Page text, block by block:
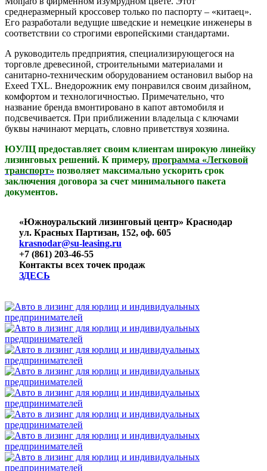
среднеразмерный кроссовер только по паспорту – «китаец».
Его разработали ведущие шведские и немецкие инженеры в
соответствии со строгими европейскими стандартами.
А руководитель предприятия, специализирующегося на
торговле древесиной, строительными материалами и
санитарно-техническим оборудованием остановил выбор на
Exeed TXL. Внедорожник ему понравился своим дизайном,
комфортом и технологичностью. Примечательно, что
название бренда вмонтировано в капот автомобиля и
подсвечивается. При приближении владельца с ключами
буквы начинают мерцать, словно приветствуя хозяина.
ЮУЛЦ предоставляет своим клиентам широкую линейку
лизинговых решений. К примеру, программа «Легковой
транспорт» позволяет максимально ускорить срок
заключения договора за счет минимального пакета
документов.
«Южноуральский лизинговый центр» Краснодар
ул. Красных Партизан, 152, оф. 605
krasnodar@su-leasing.ru
+7 (861) 203-46-55
Контакты всех точек продаж
ЗДЕСЬ